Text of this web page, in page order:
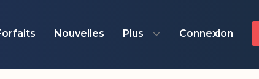
Nouvelles Plus Connexion